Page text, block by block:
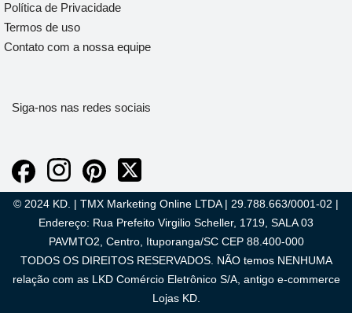
Política de Privacidade
Termos de uso
Contato com a nossa equipe
Siga-nos nas redes sociais
© 2024 KD. | TMX Marketing Online LTDA | 29.788.663/0001-02 |
Endereço: Rua Prefeito Virgilio Scheller, 1719, SALA 03
PAVMTO2, Centro, Ituporanga/SC CEP 88.400-000
TODOS OS DIREITOS RESERVADOS. NÃO temos NENHUMA
relação com as LKD Comércio Eletrônico S/A, antigo e-commerce
Lojas KD.